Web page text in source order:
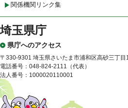
関係機関リンク集
埼玉県庁
県庁へのアクセス
〒330-9301 埼玉県さいたま市浦和区高砂三丁目
電話番号：048-824-2111（代表）
法人番号：1000020110001